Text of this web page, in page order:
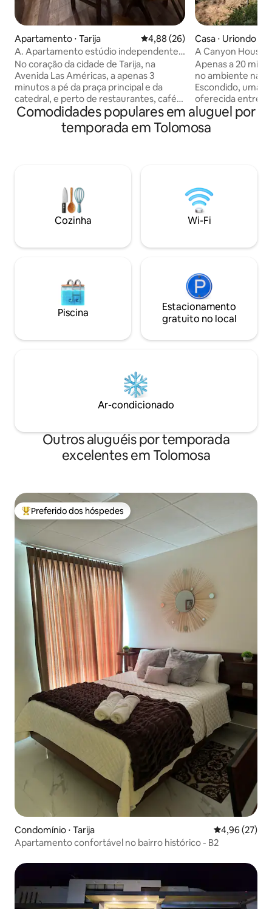
Apartamento ⋅ Tarija 4,88 de uma avaliação média
4,88 (26)
A. Apartamento estúdio independente
em Tarija
No coração da cidade de Tarija, na
Avenida Las Américas, a apenas 3
minutos a pé da praça principal e da
catedral, e perto de restaurantes, cafés,
lojas e uma farmácia 24 horas, este
apartamento estúdio é ideal para
viajantes individuais ou casais que
privada As comodidades compartilhadas
incluem micro-ondas, tábua de passar e
água engarrafada.
Casa ⋅ Uriondo
A Canyon House
Apenas a 20
no ambiente
Escondido, uma
oferecida entre
o murmúrio do
e equipado, é o
paisagem. Tem 3
para quem quer
longe da cidade.
Comodidades populares em aluguel por
temporada em Tolomosa
Cozinha Wi-Fi
Piscina
Estacionamento
gratuito no local
Ar-condicionado
Outros aluguéis por temporada
excelentes em Tolomosa
Entre os melhores preferidos dos hóspedes
Preferido dos hóspedes
Condomínio ⋅ Tarija 4,96 de uma
4,96 (27)
Apartamento confortável no bairro histórico - B2